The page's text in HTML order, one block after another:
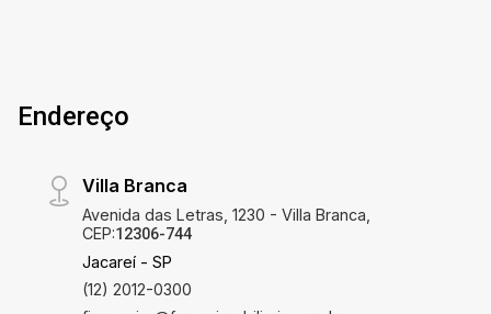
Endereço
Villa Branca
Avenida das Letras, 1230 - Villa Branca,
CEP:12306-744
Jacareí - SP
(12) 2012-0300